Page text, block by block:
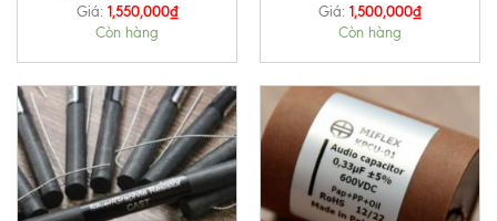
Giá: 1,550,000₫
Còn hàng
Giá: 1,500,000₫
Còn hàng